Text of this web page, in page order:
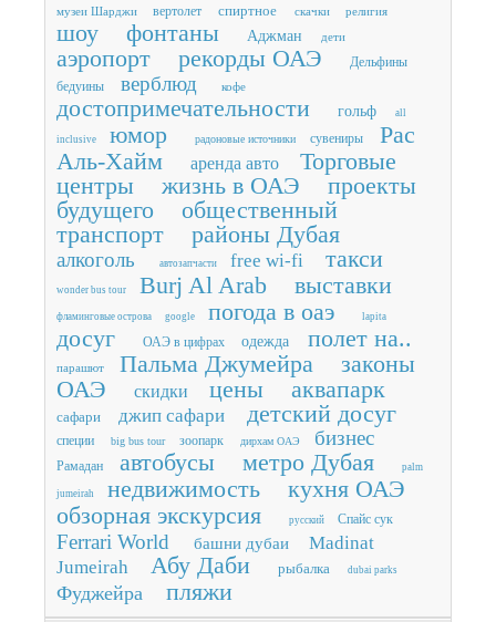
музеи Шарджи вертолет спиртное скачки религия
шоу фонтаны Аджман дети
аэропорт рекорды ОАЭ
Дельфины
бедуины
верблюд кофе
достопримечательности гольф all
inclusive юмор радоновые источники сувениры
Рас
Аль-Хайм
аренда авто
Торговые
центры
жизнь в ОАЭ
проекты
будущего
общественный
транспорт
районы Дубая
алкоголь автозапчасти free wi-fi такси
wonder bus tour Burj Al Arab выставки
фламинговые острова google погода в оаэ lapita
досуг ОАЭ в цифрах одежда полет на..
парашют Пальма Джумейра
законы
ОАЭ
скидки цены аквапарк
сафари джип сафари детский досуг
специи big bus tour зоопарк дирхам ОАЭ бизнес
Рамадан автобусы метро Дубая palm
jumeirah недвижимость
кухня ОАЭ
обзорная экскурсия
русский Спайс сук
Ferrari World башни дубаи
Madinat
Jumeirah
Абу Даби рыбалка dubai parks
Фуджейра пляжи